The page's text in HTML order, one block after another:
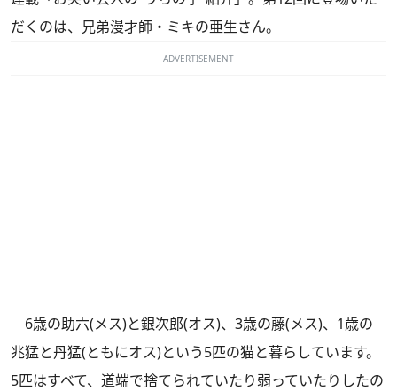
だくのは、兄弟漫才師・ミキの亜生さん。
ADVERTISEMENT
6歳の助六(メス)と銀次郎(オス)、3歳の藤(メス)、1歳の
兆猛と丹猛(ともにオス)という5匹の猫と暮らしています。
5匹はすべて、道端で捨てられていたり弱っていたりしたの